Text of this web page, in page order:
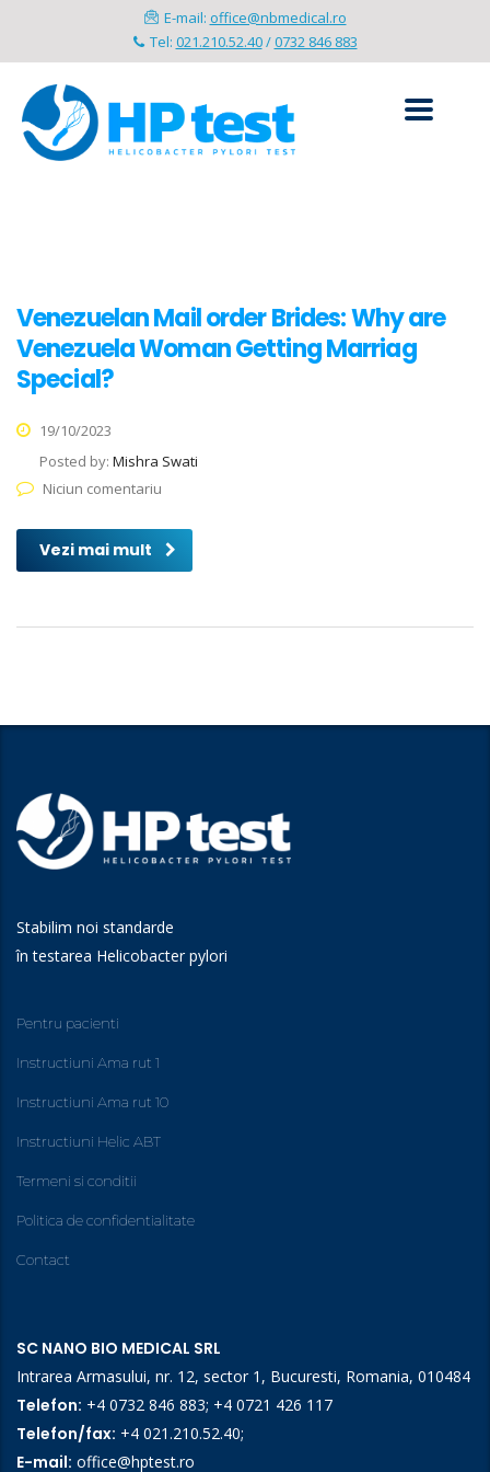
E-mail: office@nbmedical.ro
Tel: 021.210.52.40/0732 846 883
Venezuelan Mail order Brides: Why are
Venezuela Woman Getting Marriag
Special?
19/10/2023
Posted by: Mishra Swati
Niciun comentariu
Vezi mai mult
Stabilim noi standarde
în testarea Helicobacter pylori
Pentru pacienti
Instructiuni Ama rut 1
Instructiuni Ama rut 10
Instructiuni Helic ABT
Termeni si conditii
Politica de confidentialitate
Contact
SC NANO BIO MEDICAL SRL
Intrarea Armasului, nr. 12, sector 1, Bucuresti, Romania, 010484
Telefon: +4 0732 846 883; +4 0721 426 117
Telefon/fax: +4 021.210.52.40;
E-mail: office@hptest.ro